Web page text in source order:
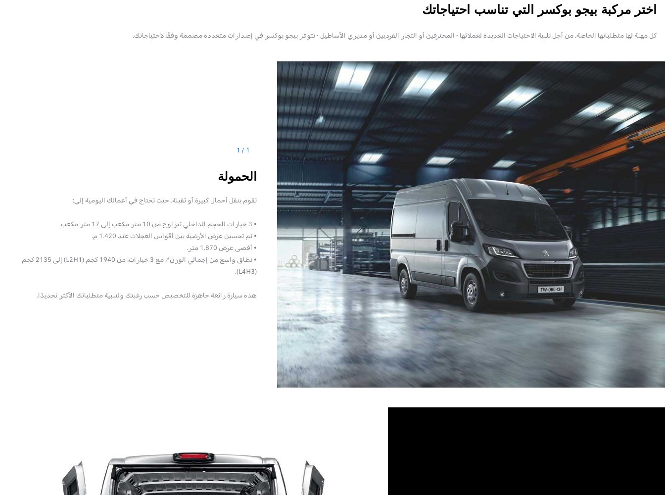
اختر مركبة بيجو بوكسر التي تناسب احتياجاتك
كل مهنة لها متطلباتها الخاصة. من أجل تلبية الاحتياجات العديدة لعملائها - المحترفين أو التجار الفرديين أو مديري الأساطيل - تتوفر بيجو بوكسر في إصدارات متعددة مصممة وفقًا لاحتياجاتك.
الحمولة
تقوم بنقل أحمال كبيرة أو ثقيلة. حيث تحتاج في أعمالك اليومية إلى:
• 3 خيارات للحجم الداخلي تتراوح من 10 متر مكعب إلى 17 متر مكعب.
• تم تحسين عرض الأرضية بين أقواس العجلات عند 1.420 م.
• أقصى عرض 1.870 متر.
• نطاق واسع من إجمالي الوزن*، مع 3 خيارات، من 1940 كجم (L2H1) إلى 2135 كجم
(L4H3).
هذه سيارة رائعة جاهزة للتخصيص حسب رغبتك ولتلبية متطلباتك الأكثر تحديدًا.
1
/
1